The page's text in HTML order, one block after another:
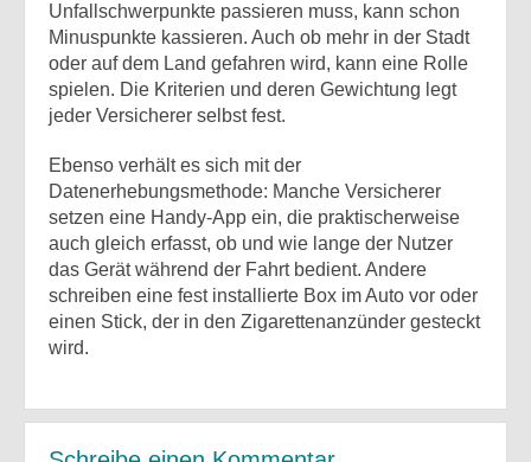
Unfallschwerpunkte passieren muss, kann schon
Minuspunkte kassieren. Auch ob mehr in der Stadt
oder auf dem Land gefahren wird, kann eine Rolle
spielen. Die Kriterien und deren Gewichtung legt
jeder Versicherer selbst fest.
Ebenso verhält es sich mit der
Datenerhebungsmethode: Manche Versicherer
setzen eine Handy-App ein, die praktischerweise
auch gleich erfasst, ob und wie lange der Nutzer
das Gerät während der Fahrt bedient. Andere
schreiben eine fest installierte Box im Auto vor oder
einen Stick, der in den Zigarettenanzünder gesteckt
wird.